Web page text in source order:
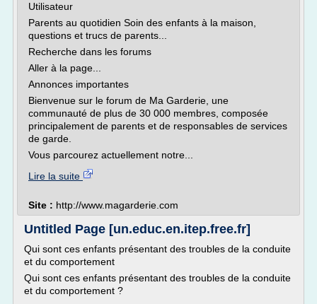
Utilisateur
Parents au quotidien Soin des enfants à la maison,
questions et trucs de parents...
Recherche dans les forums
Aller à la page...
Annonces importantes
Bienvenue sur le forum de Ma Garderie, une
communauté de plus de 30 000 membres, composée
principalement de parents et de responsables de services
de garde.
Vous parcourez actuellement notre...
Lire la suite
Site : http://www.magarderie.com
Untitled Page [un.educ.en.itep.free.fr]
Qui sont ces enfants présentant des troubles de la conduite
et du comportement
Qui sont ces enfants présentant des troubles de la conduite
et du comportement ?